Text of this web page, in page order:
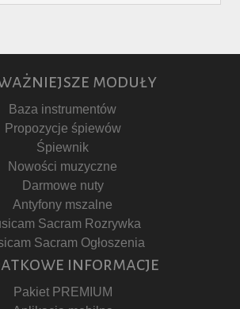
moduły
Baza instrumentów
Propozycje śpiewów
Śpiewnik
Nowości muzyczne
Darmowe nuty
Antyfony mszalne
Sacram Rozrywka
Sacram Ogłoszenia
informacje
Pakiet PREMIUM